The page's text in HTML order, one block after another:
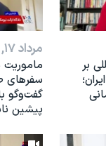
بر
مرداد ۱۷, ۱۴۰۵
سفرهای
گفت‌وگو
پیشین